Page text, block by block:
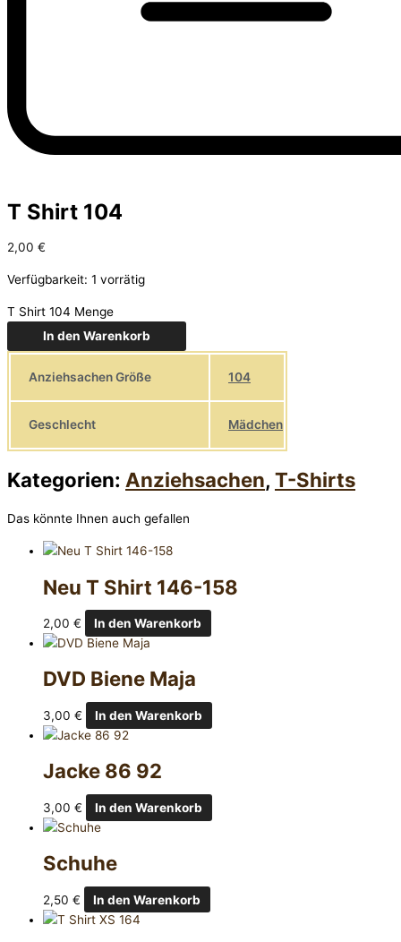
T Shirt 104
2,00 €
Verfügbarkeit: 1 vorrätig
T Shirt 104 Menge
In den Warenkorb
Anziehsachen Größe 104
Geschlecht Mädchen
Kategorien: Anziehsachen, T-Shirts
Das könnte Ihnen auch gefallen
Neu T Shirt 146-158
2,00 € In den Warenkorb
DVD Biene Maja
3,00 € In den Warenkorb
Jacke 86 92
3,00 € In den Warenkorb
Schuhe
2,50 € In den Warenkorb